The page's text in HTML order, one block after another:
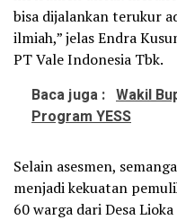
bisa dijalankan terukur
ilmiah,” jelas Endra
PT Vale Indonesia Tbk.
Baca juga : Wakil
Program YESS
Selain asesmen,
menjadi kekuatan
60 warga dari Desa